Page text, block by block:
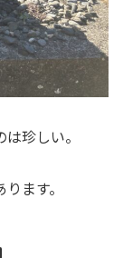
珍しい。
ます。